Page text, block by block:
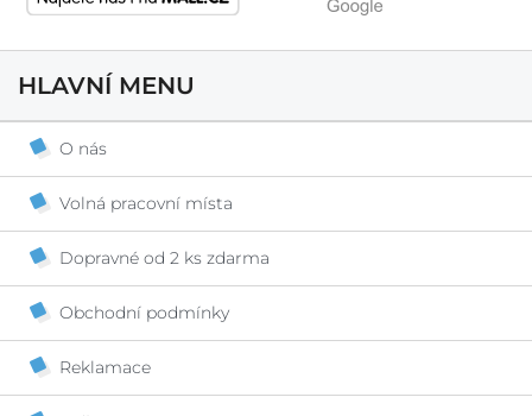
HLAVNÍ MENU
O nás
Volná pracovní místa
Dopravné od 2 ks zdarma
Obchodní podmínky
Reklamace